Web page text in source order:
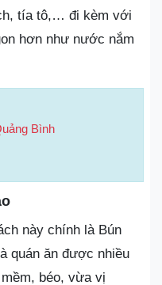
tía tô,… đi kèm với
hơn như nước nắm
Bình
này chính là Bún
quán ăn được nhiều
béo, vừa vị